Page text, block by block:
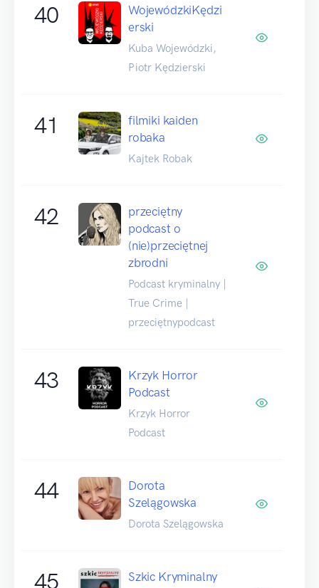
40
WojewódzkiKędzi
erski
Kuba Wojewódzki,
Piotr Kędzierski
41
filmiki kaiden
robaka
Kajtek Robak
42
przeciętny
podcast o
(nie)przeciętnej
zbrodni
Podcast kryminalny |
True Crime |
przeciętnypodcast
43
Krzyk Horror
Podcast
Krzyk Horror
Podcast
44
Dorota
Szelągowska
Dorota Szelągowska
45 Szkic Kryminalny